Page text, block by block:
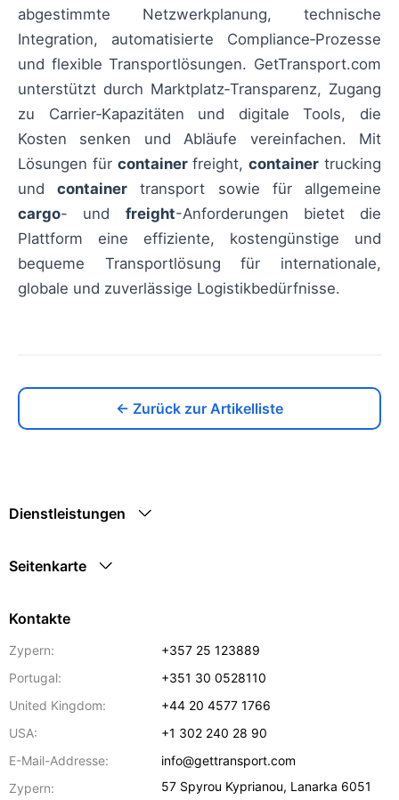
abgestimmte Netzwerkplanung, technische
Integration, automatisierte Compliance‑Prozesse
und flexible Transportlösungen. GetTransport.com
unterstützt durch Marktplatz‑Transparenz, Zugang
zu Carrier‑Kapazitäten und digitale Tools, die
Kosten senken und Abläufe vereinfachen. Mit
Lösungen für containerfreight,container trucking
undcontainer transport sowie für allgemeine
cargo- und freight-Anforderungen bietet die
Plattform eine effiziente, kostengünstige und
bequeme Transportlösung für internationale,
globale und zuverlässige Logistikbedürfnisse.
← Zurück zur Artikelliste
Dienstleistungen
Seitenkarte
Kontakte
Zypern:
+357 25 123889
Portugal:
+351 30 0528110
United Kingdom:
+44 20 4577 1766
USA:
+1 302 240 28 90
E-Mail-Addresse:
info@gettransport.com
Zypern:
57 Spyrou Kyprianou, Lanarka 6051